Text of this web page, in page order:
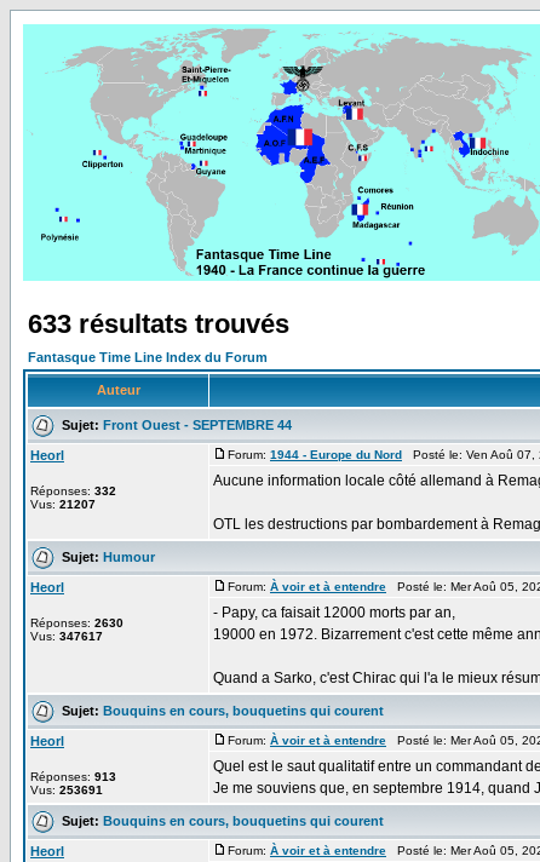
633 résultats trouvés
Fantasque Time Line Index du Forum
Auteur
Sujet: Front Ouest - SEPTEMBRE 44
Heorl
Réponses: 332
Vus: 21207
Forum: 1944 - Europe du Nord Posté le: Ven Aoû
Aucune information locale côté allemand à
OTL les destructions par bombardement à
Sujet: Humour
Heorl
Réponses: 2630
Vus: 347617
Forum: À voir et à entendre Posté le: Mer Aoû 05,
- Papy, ca faisait 12000 morts par an,
19000 en 1972. Bizarrement c'est cette même
Quand a Sarko, c'est Chirac qui l'a le mieux
Sujet: Bouquins en cours, bouquetins qui courent
Heorl
Réponses: 913
Vus: 253691
Forum: À voir et à entendre Posté le: Mer Aoû 05,
Quel est le saut qualitatif entre un commandant
Je me souviens que, en septembre 1914, quand
Sujet: Bouquins en cours, bouquetins qui courent
Heorl Forum: À voir et à entendre Posté le: Mer Aoû 05,